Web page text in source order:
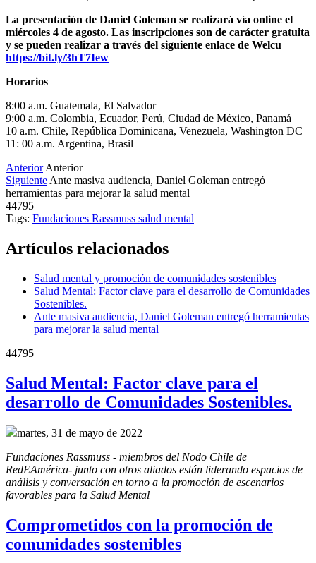
La presentación de Daniel Goleman se realizará vía online el
miércoles 4 de agosto. Las inscripciones son de carácter gratuita
y se pueden realizar a través del siguiente enlace de Welcu
https://bit.ly/3hT7Iew
Horarios
8:00 a.m. Guatemala, El Salvador
9:00 a.m. Colombia, Ecuador, Perú, Ciudad de México, Panamá
10 a.m. Chile, República Dominicana, Venezuela, Washington DC
11: 00 a.m. Argentina, Brasil
Anterior Anterior
Siguiente Ante masiva audiencia, Daniel Goleman entregó
herramientas para mejorar la salud mental
44795
Tags: Fundaciones Rassmuss salud mental
Artículos relacionados
Salud mental y promoción de comunidades sostenibles
Salud Mental: Factor clave para el desarrollo de Comunidades
Sostenibles.
Ante masiva audiencia, Daniel Goleman entregó herramientas
para mejorar la salud mental
44795
Salud Mental: Factor clave para el
desarrollo de Comunidades Sostenibles.
martes, 31 de mayo de 2022
Fundaciones Rassmuss - miembros del Nodo Chile de
RedEAmérica- junto con otros aliados están liderando espacios de
análisis y conversación en torno a la promoción de escenarios
favorables para la Salud Mental
Comprometidos con la promoción de
comunidades sostenibles